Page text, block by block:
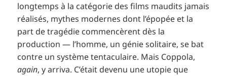
longtemps à la catégorie des films maudits jamais
réalisés, mythes modernes dont l’épopée et la
part de tragédie commencèrent dès la
production — l’homme, un génie solitaire, se bat
contre un système tentaculaire. Mais Coppola,
again, y arriva. C’était devenu une utopie que